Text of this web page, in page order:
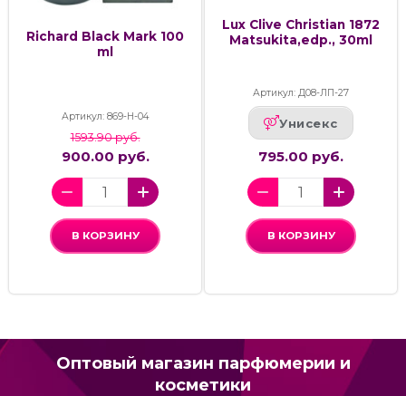
Richard Black Mark 100
ml
Артикул: 869-H-04
1593.90 руб.
900.00 руб.
В КОРЗИНУ
Lux Clive Christian 1872
Matsukita,edp., 30ml
Артикул: Д08-ЛП-27
Унисекс
795.00 руб.
В КОРЗИНУ
Оптовый магазин парфюмерии и
косметики